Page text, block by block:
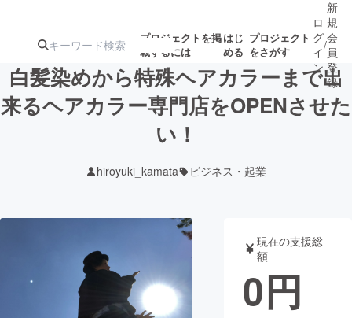
プロジェクトを掲
載するには
はじ
める
プロジェクト
をさがす
注目の新着プロ
テクノロジー・ガジェット
映像・映画 書籍・雑誌
ロ
グ
イ
ン
/
新
規
会
員
登
録
白髪染めから特殊ヘアカラーまで出
来るヘアカラー専門店をOPENさせた
い！
hiroyuki_kamata ビジネス・起業
現在の支援総
額
0円